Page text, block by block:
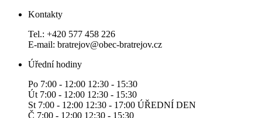
Kontakty
Tel.: +420 577 458 226
E-mail: bratrejov@obec-bratrejov.cz
Úřední hodiny
Po 7:00 - 12:00 12:30 - 15:30
Út 7:00 - 12:00 12:30 - 15:30
St 7:00 - 12:00 12:30 - 17:00 ÚŘEDNÍ DEN
Č 7:00 - 12:00 12:30 - 15:30